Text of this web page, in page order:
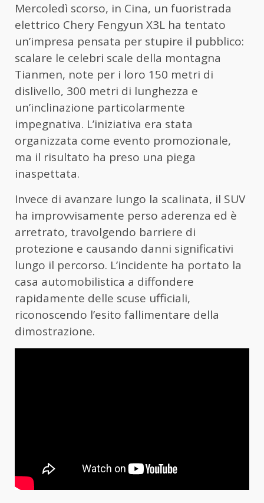
Mercoledì scorso, in Cina, un fuoristrada
elettrico Chery Fengyun X3L ha tentato
un’impresa pensata per stupire il pubblico:
scalare le celebri scale della montagna
Tianmen, note per i loro 150 metri di
dislivello, 300 metri di lunghezza e
un’inclinazione particolarmente
impegnativa. L’iniziativa era stata
organizzata come evento promozionale,
ma il risultato ha preso una piega
inaspettata.
Invece di avanzare lungo la scalinata, il SUV
ha improvvisamente perso aderenza ed è
arretrato, travolgendo barriere di
protezione e causando danni significativi
lungo il percorso. L’incidente ha portato la
casa automobilistica a diffondere
rapidamente delle scuse ufficiali,
riconoscendo l’esito fallimentare della
dimostrazione.